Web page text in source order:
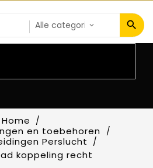
Home
en toebehoren
Perslucht
koppeling recht